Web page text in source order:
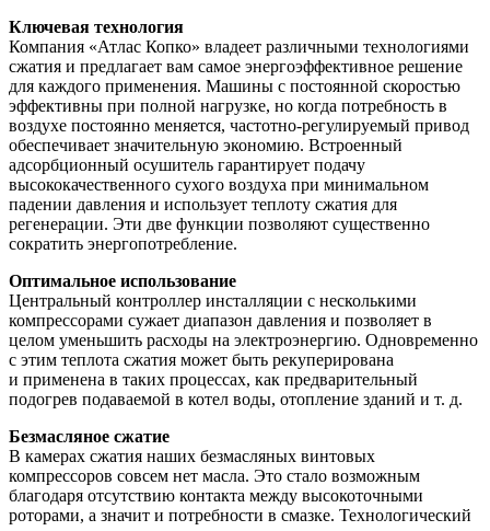
Ключевая технология
Компания «Атлас Копко» владеет различными технологиями
сжатия и предлагает вам самое энергоэффективное решение
для каждого применения. Машины с постоянной скоростью
эффективны при полной нагрузке, но когда потребность в
воздухе постоянно меняется, частотно-регулируемый привод
обеспечивает значительную экономию. Встроенный
адсорбционный осушитель гарантирует подачу
высококачественного сухого воздуха при минимальном
падении давления и использует теплоту сжатия для
регенерации. Эти две функции позволяют существенно
сократить энергопотребление.
Оптимальное использование
Центральный контроллер инсталляции с несколькими
компрессорами сужает диапазон давления и позволяет в
целом уменьшить расходы на электроэнергию. Одновременно
с этим теплота сжатия может быть рекуперирована
и применена в таких процессах, как предварительный
подогрев подаваемой в котел воды, отопление зданий и т. д.
Безмасляное сжатие
В камерах сжатия наших безмасляных винтовых
компрессоров совсем нет масла. Это стало возможным
благодаря отсутствию контакта между высокоточными
роторами, а значит и потребности в смазке. Технологический